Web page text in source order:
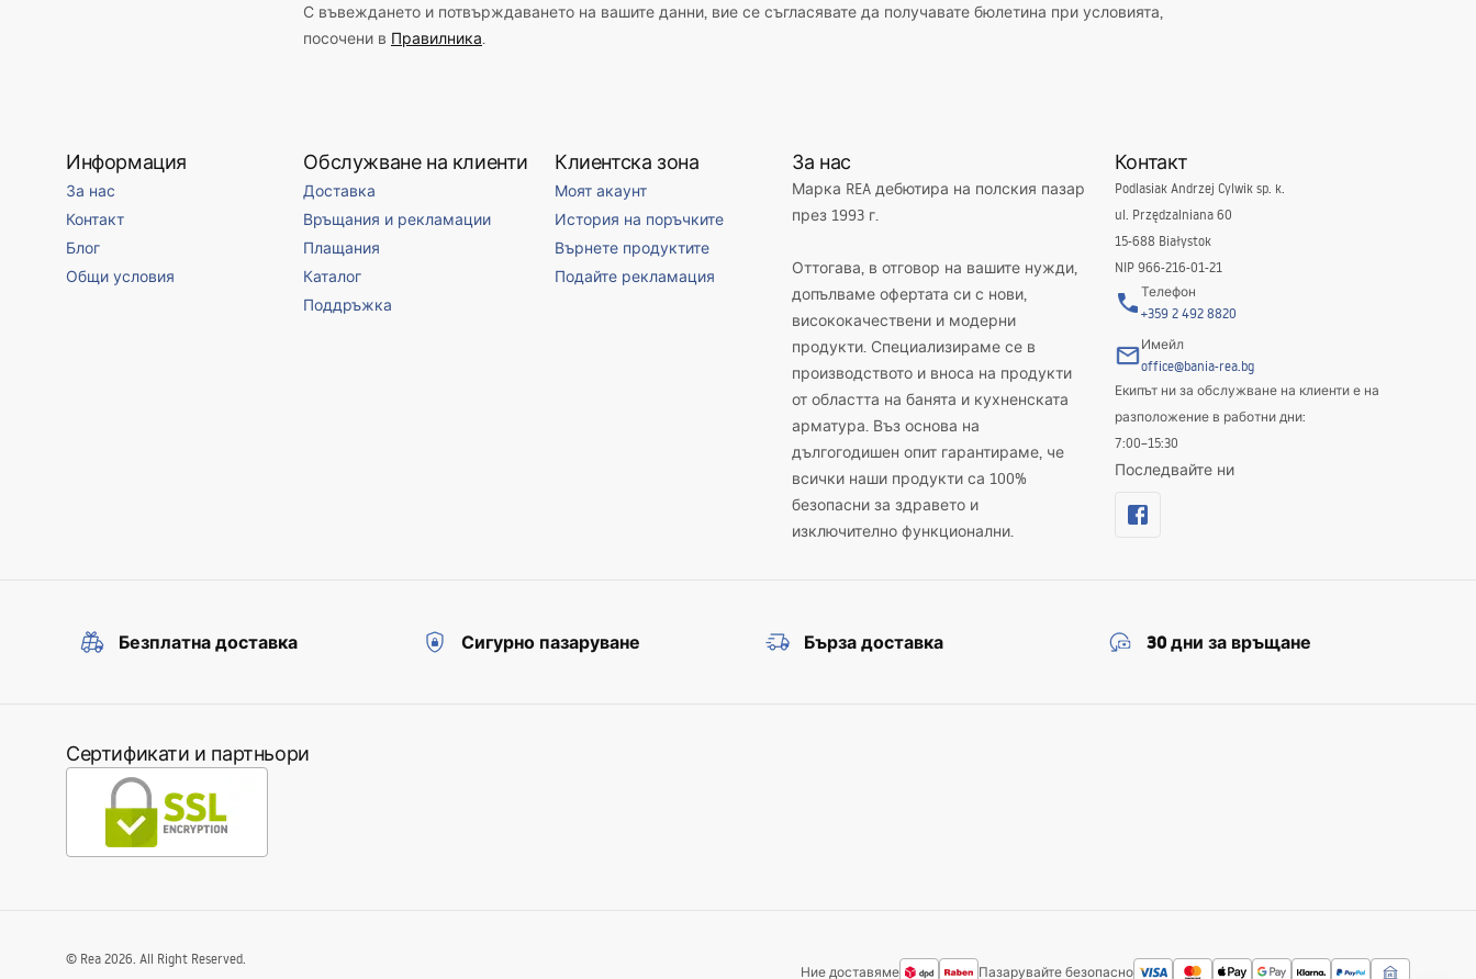
С въвеждането и потвърждаването на вашите данни, вие се съгласявате да получавате бюлетина при условията,
посочени в Правилника.
Информация
За нас
Контакт
Блог
Общи условия
Обслужване на клиенти
Доставка
Връщания и рекламации
Плащания
Каталог
Поддръжка
Клиентска зона
Моят акаунт
История на поръчките
Върнете продуктите
Подайте рекламация
За нас
Марка REA дебютира на полския пазар
през 1993 г.
Оттогава, в отговор на вашите нужди,
допълваме офертата си с нови,
висококачествени и модерни
продукти. Специализираме се в
производството и вноса на продукти
от областта на банята и кухненската
арматура. Въз основа на
дългогодишен опит гарантираме, че
всички наши продукти са 100%
безопасни за здравето и
изключително функционални.
Контакт
Podlasiak Andrzej Cylwik sp. k.
ul. Przędzalniana 60
15-688 Białystok
NIP 966-216-01-21
Телефон
+359 2 492 8820
Имейл
office@bania-rea.bg
Екипът ни за обслужване на клиенти е на
разположение в работни дни:
7:00–15:30
Последвайте ни
Безплатна доставка Сигурно пазаруване Бърза доставка 30 дни за връщане
Сертификати и партньори
Ние доставяме Пазарувайте безопасно
© Rea 2026. All Right Reserved.